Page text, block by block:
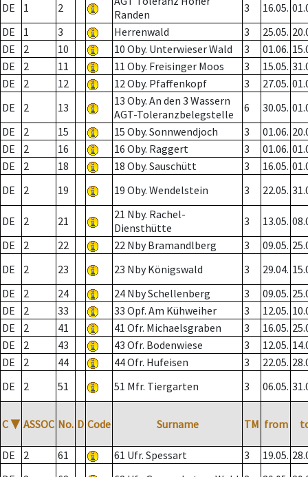
DE
1 2
Randen
3 16.05.
DE
1 3 Herrenwald 3 25.05.
DE
2 10 10 Oby. Unterwieser Wald 3 01.06.
DE
2 11 11 Oby. Freisinger Moos 3 15.05.
DE
2 12 12 Oby. Pfaffenkopf 3 27.05.
DE
2 13
13 Oby. An den 3 Wassern
AGT-Toleranzbelegstelle
6 30.05.
DE
2 15 15 Oby. Sonnwendjoch 3 01.06.
DE
2 16 16 Oby. Raggert 3 01.06.
DE
2 18 18 Oby. Sauschütt 3 16.05.
DE
2 19 19 Oby. Wendelstein 3 22.05.
DE 2 21
21 Nby. Rachel-
Diensthütte
3 13.05.
DE
2 22 22 Nby Bramandlberg 3 09.05.
DE
2 23 23 Nby Königswald 3 29.04.
DE
2 24 24 Nby Schellenberg 3 09.05.
DE
2 33 33 Opf. Am Kühweiher 3 12.05.
DE
2 41 41 Ofr. Michaelsgraben 3 16.05.
DE
2 43 43 Ofr. Bodenwiese 3 12.05.
DE
2 44 44 Ofr. Hufeisen 3 22.05.
DE
2 51 51 Mfr. Tiergarten 3 06.05.
C ▼ ASSOC No. D Code Surname TM from
DE 2 61 61 Ufr. Spessart 3 19.05.